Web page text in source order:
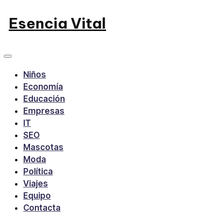
Saltar
al
Esencia Vital
Niños
Economía
Educación
Empresas
IT
SEO
Mascotas
Moda
Política
Viajes
Equipo
Contacta